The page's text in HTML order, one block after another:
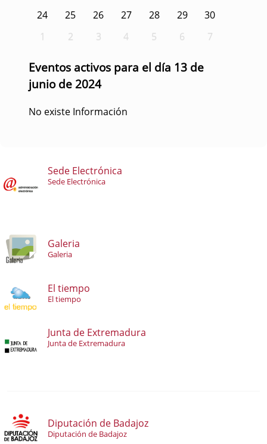
24
25 26 27 28 29
30
1
2 3 4 5 6 7
Eventos activos para el día 13 de
junio de 2024
No existe Información
Sede Electrónica
Sede Electrónica
Galeria
Galeria
El tiempo
El tiempo
Junta de Extremadura
Junta de Extremadura
Diputación de Badajoz
Diputación de Badajoz